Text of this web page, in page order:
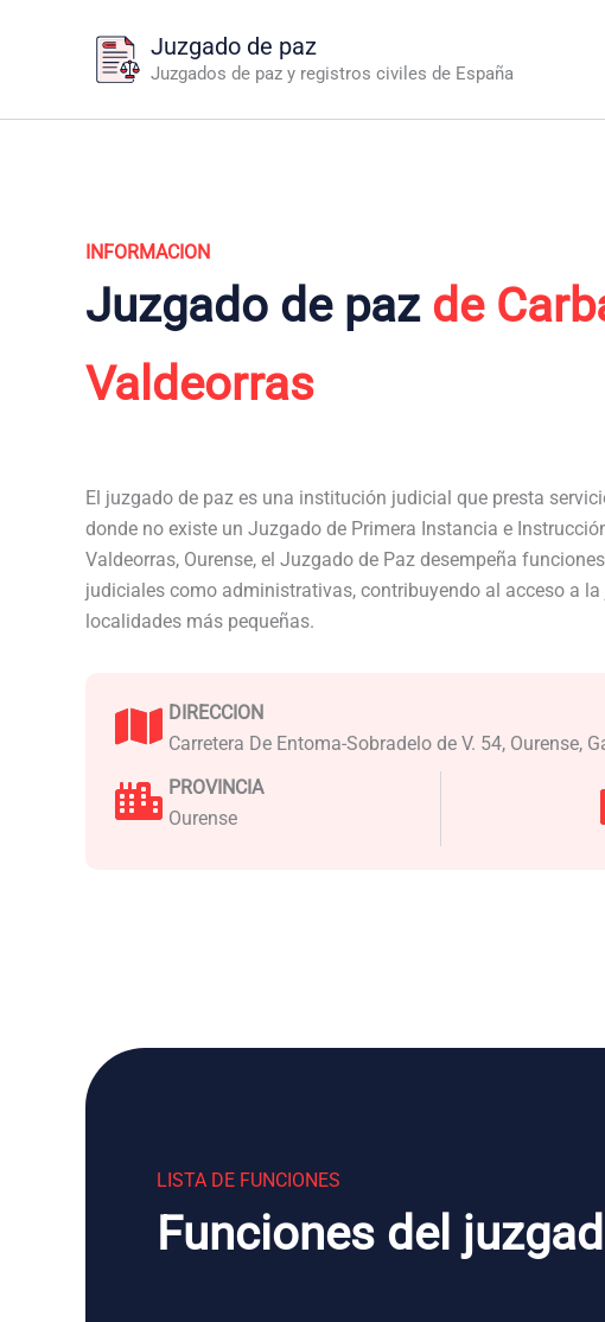
Juzgado de paz
Juzgados de paz y registros civiles de España
INFORMACION
Juzgado de paz de
Valdeorras
El juzgado de paz es una institución judicial que presta
donde no existe un Juzgado de Primera Instancia e
Valdeorras, Ourense, el Juzgado de Paz desempeña
judiciales como administrativas, contribuyendo al acceso a
localidades más pequeñas.
DIRECCION
Carretera De Entoma-Sobradelo de V. 54, Ourense,
PROVINCIA
Ourense
LISTA DE FUNCIONES
Funciones del